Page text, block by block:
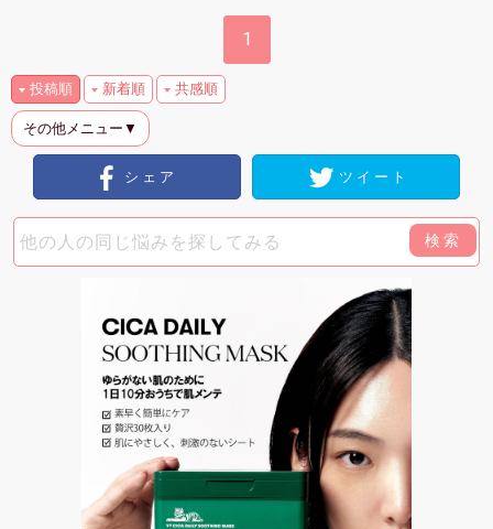
1
投稿順 新着順 共感順
その他メニュー▼
シェア ツイート
検索